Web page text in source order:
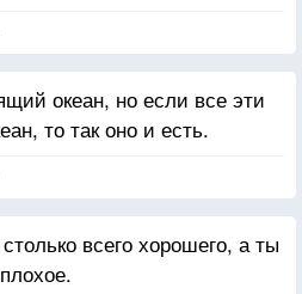
океан, но если все эти
то так оно и есть.
всего хорошего, а ты